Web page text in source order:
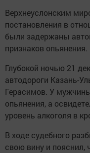
Верхнеуслонским
постановления в
были задержаны
признаков опьянения.
Глубокой ночью 21
автодороги Казань-
Герасимов. У
опьянения, а
уровень алкоголя в
В ходе судебного
свою вину и пояснил,